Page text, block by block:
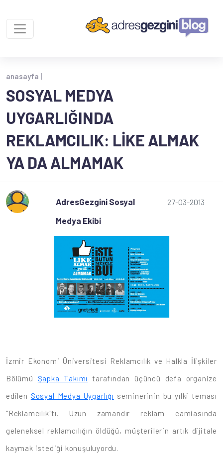
anasayfa |
SOSYAL MEDYA
UYGARLIĞINDA
REKLAMCILIK: LIKE ALMAK
YA DA ALMAMAK
AdresGezgini Sosyal
Medya Ekibi
27-03-2013
İzmir Ekonomi Üniversitesi Reklamcılık ve Halkla İlişkiler
Bölümü Şapka Takımı
tarafından üçüncü defa organize
edilen Sosyal Medya Uygarlığı seminerinin bu yılki teması
"Reklamcılık"tı. Uzun zamandır reklam camiasında
geleneksel reklamcılığın öldüğü, müşterilerin artık dijitale
kaymak istediği konuşuluyordu.